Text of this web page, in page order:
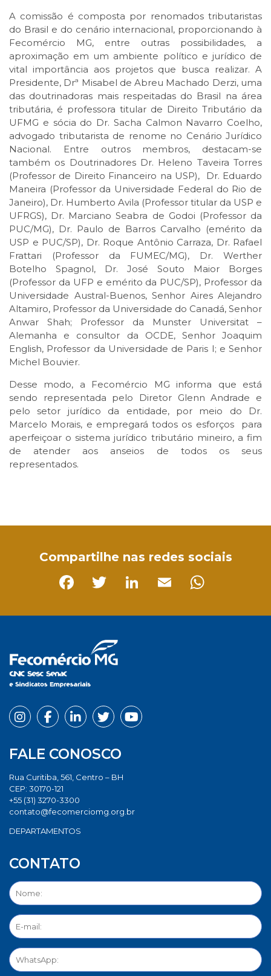
A comissão é composta por renomados tributaristas
do Brasil e do cenário internacional, proporcionando à
Fecomércio MG, entre outras possibilidades, a
aproximação em um ambiente político e jurídico de
vital importância aos projetos que busca realizar. A
Presidente, Drª Misabel de Abreu Machado Derzi, uma
das doutrinadoras mais respeitadas do Brasil na área
tributária, é professora titular de Direito Tributário da
UFMG e sócia do Dr. Sacha Calmon Navarro Coelho,
advogado tributarista de renome no Cenário Jurídico
Nacional. Entre outros membros, destacam-se
também os Doutrinadores Dr. Heleno Taveira Torres
(Professor de Direito Financeiro na USP), Dr. Eduardo
Maneira (Professor da Universidade Federal do Rio de
Janeiro), Dr. Humberto Avila (Professor titular da USP e
UFRGS), Dr. Marciano Seabra de Godoi (Professor da
PUC/MG), Dr. Paulo de Barros Carvalho (emérito da
USP e PUC/SP), Dr. Roque Antônio Carraza, Dr. Rafael
Frattari (Professor da FUMEC/MG), Dr. Werther
Botelho Spagnol, Dr. José Souto Maior Borges
(Professor da UFP e emérito da PUC/SP), Professor da
Universidade Austral-Buenos, Senhor Aires Alejandro
Altamiro, Professor da Universidade do Canadá, Senhor
Anwar Shah; Professor da Munster Universitat –
Alemanha e consultor da OCDE, Senhor Joaquim
English, Professor da Universidade de Paris I; e Senhor
Michel Bouvier.
Desse modo, a Fecomércio MG informa que está
sendo representada pelo Diretor Glenn Andrade e
pelo setor jurídico da entidade, por meio do Dr.
Marcelo Morais, e empregará todos os esforços para
aperfeiçoar o sistema jurídico tributário mineiro, a fim
de atender aos anseios de todos os seus
representados.
Compartilhe nas redes sociais
FALE CONOSCO
Rua Curitiba, 561, Centro – BH
CEP: 30170-121
+55 (31) 3270-3300
contato@fecomerciomg.org.br
DEPARTAMENTOS
CONTATO